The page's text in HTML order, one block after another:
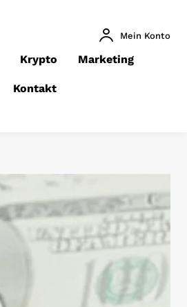
Mein Konto
Krypto Marketing
Kontakt